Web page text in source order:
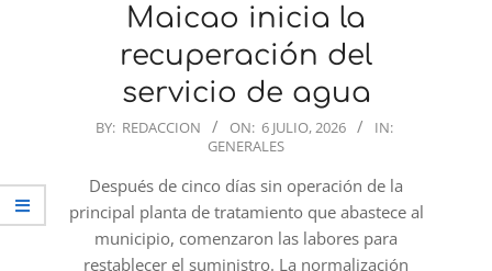
Maicao inicia la
recuperación del
servicio de agua
2026-
BY: REDACCION ON: 6 JULIO, 2026
IN:
GENERALES
Después de cinco días sin operación de la
principal planta de tratamiento que abastece al
municipio, comenzaron las labores para
restablecer el suministro. La normalización